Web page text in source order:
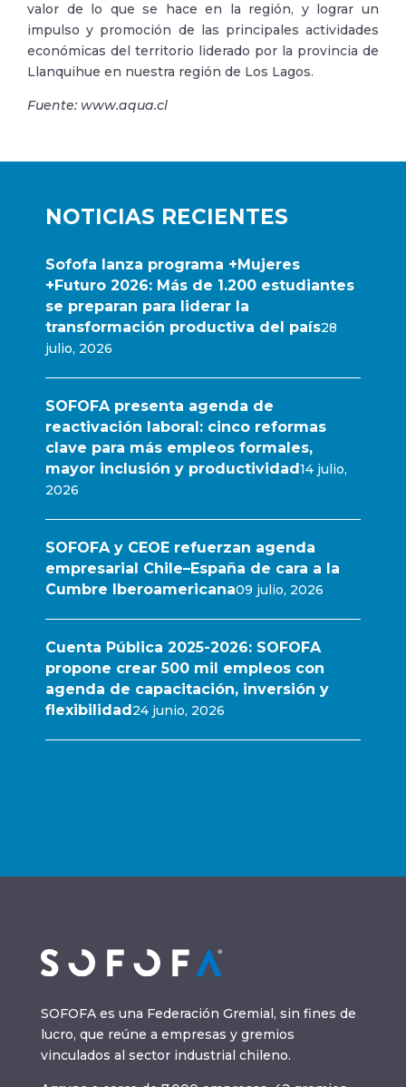
NOTICIAS RECIENTES
Sofofa lanza programa +Mujeres
+Futuro 2026: Más de 1.200 estudiantes
se preparan para liderar la
transformación productiva del país28
julio, 2026
SOFOFA presenta agenda de
reactivación laboral: cinco reformas
clave para más empleos formales,
mayor inclusión y productividad14 julio,
2026
SOFOFA y CEOE refuerzan agenda
empresarial Chile–España de cara a la
Cumbre Iberoamericana09 julio, 2026
Cuenta Pública 2025-2026: SOFOFA
propone crear 500 mil empleos con
agenda de capacitación, inversión y
flexibilidad24 junio, 2026
valor de lo que se hace en la región, y lograr un
impulso y promoción de las principales actividades
económicas del territorio liderado por la provincia de
Llanquihue en nuestra región de Los Lagos.
Fuente: www.aqua.cl
SOFOFA es una Federación Gremial, sin fines de
lucro, que reúne a empresas y gremios
vinculados al sector industrial chileno.